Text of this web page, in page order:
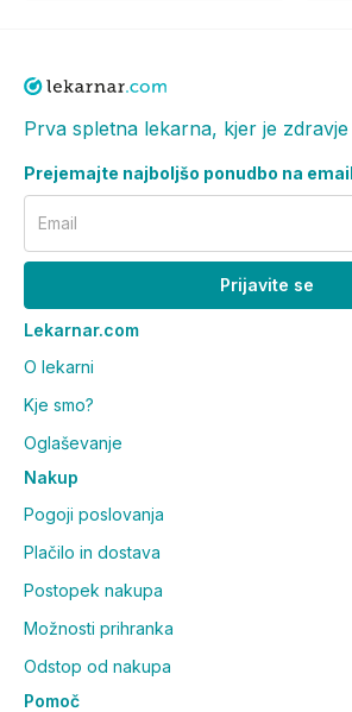
Prva spletna lekarna, kjer je
Prejemajte najboljšo ponudbo na email
Email
Prijavite se
Lekarnar.com
O lekarni
Kje smo?
Oglaševanje
Nakup
Pogoji poslovanja
Plačilo in dostava
Postopek nakupa
Možnosti prihranka
Odstop od nakupa
Pomoč